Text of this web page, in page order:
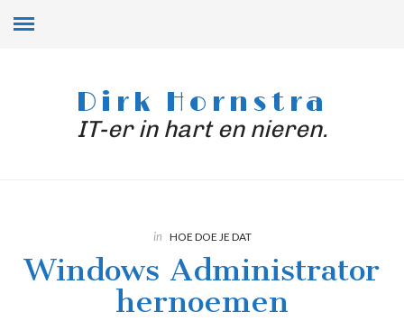
Dirk Hornstra
IT-er in hart en nieren.
in HOE DOE JE DAT
Windows Administrator
hernoemen